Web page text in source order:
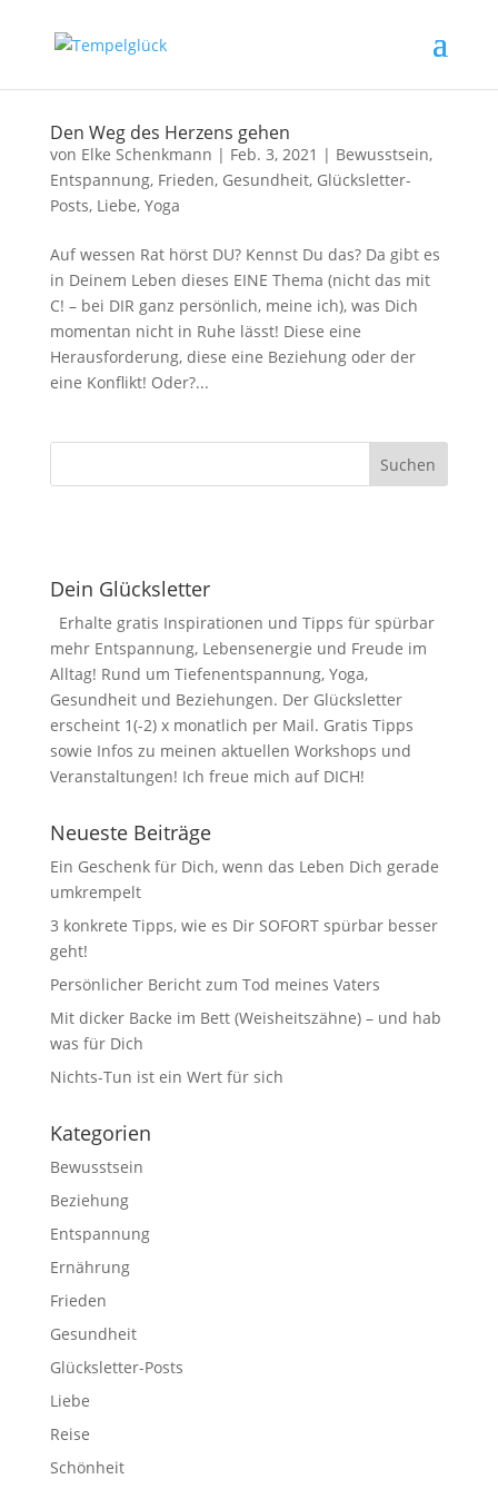
Den Weg des Herzens gehen
von Elke Schenkmann | Feb. 3, 2021 | Bewusstsein,
Entspannung, Frieden, Gesundheit, Glücksletter-
Posts, Liebe, Yoga
Auf wessen Rat hörst DU? Kennst Du das? Da gibt es
in Deinem Leben dieses EINE Thema (nicht das mit
C! – bei DIR ganz persönlich, meine ich), was Dich
momentan nicht in Ruhe lässt! Diese eine
Herausforderung, diese eine Beziehung oder der
eine Konflikt! Oder?...
Dein Glücksletter
Erhalte gratis Inspirationen und Tipps für spürbar
mehr Entspannung, Lebensenergie und Freude im
Alltag! Rund um Tiefenentspannung, Yoga,
Gesundheit und Beziehungen. Der Glücksletter
erscheint 1(-2) x monatlich per Mail. Gratis Tipps
sowie Infos zu meinen aktuellen Workshops und
Veranstaltungen! Ich freue mich auf DICH!
Neueste Beiträge
Ein Geschenk für Dich, wenn das Leben Dich gerade
umkrempelt
3 konkrete Tipps, wie es Dir SOFORT spürbar besser
geht!
Persönlicher Bericht zum Tod meines Vaters
Mit dicker Backe im Bett (Weisheitszähne) – und hab
was für Dich
Nichts-Tun ist ein Wert für sich
Kategorien
Bewusstsein
Beziehung
Entspannung
Ernährung
Frieden
Gesundheit
Glücksletter-Posts
Liebe
Reise
Schönheit